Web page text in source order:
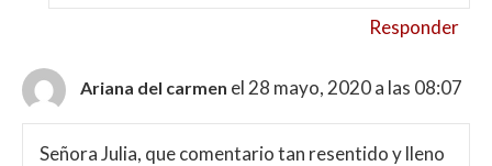
Responder
Ariana del carmen el 28 mayo, 2020 a las 08:07
Señora Julia, que comentario tan resentido y lleno